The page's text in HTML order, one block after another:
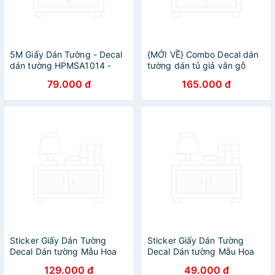
5M Giấy Dán Tường - Decal
dán tường HPMSA1014 -
79.000 đ
{MỚI VỀ} Combo Decal dán
tường dán tủ giả vân gỗ
165.000 đ
Sticker Giấy Dán Tường
Decal Dán tường Mẫu Hoa
129.000 đ
Sticker Giấy Dán Tường
Decal Dán tường Mẫu Hoa
49.000 đ